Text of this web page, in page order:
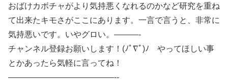
おばけカボチャがより気持悪くなれるのかなど研究を重ね
て出来たキモさがここにあります。一言で言うと、非常に
気持悪いです。いやグロい。———-
チャンネル登録お願いします！(ﾉﾟ∇ﾟ)ﾉ やってほしい事
とかあったら気軽に言ってね！
—————————————-­­